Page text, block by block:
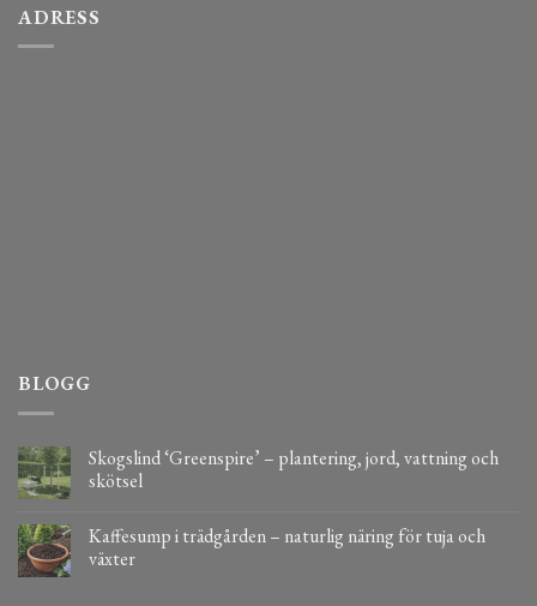
ADRESS
BLOGG
Skogslind ‘Greenspire’ – plantering, jord, vattning och
skötsel
Kaffesump i trädgården – naturlig näring för tuja och
växter